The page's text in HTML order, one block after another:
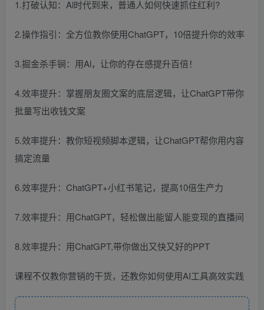
1.打破认知：Al时代到来，普通人如何快速抓住红利?
2.操作指引：全方位教你使用ChatGPT，10倍提升你的效率
3.掘金杀手锏：用Al，让你的存在感提升百倍！
4.效率提升：掌握朋友圈文案的底层逻辑，让ChatGPT带你
批量写出收钱文案
5.效率提升：教你短视频脚本逻辑，让ChatGPT帮你用内容
搞定流量
6.效率提升：ChatGPT+小红书笔记，提高10倍生产力
7.效率提升：用ChatGPT，轻松做出能留人能变现的直播间
8.效率提升：用ChatGPT,带你做出又快又好的PPT
课程不仅教你营销的干货，还教你如何使用AI工具高效实践